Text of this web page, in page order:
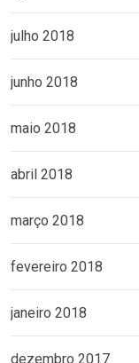
julho 2018
junho 2018
maio 2018
abril 2018
março 2018
fevereiro 2018
janeiro 2018
dezembro 2017